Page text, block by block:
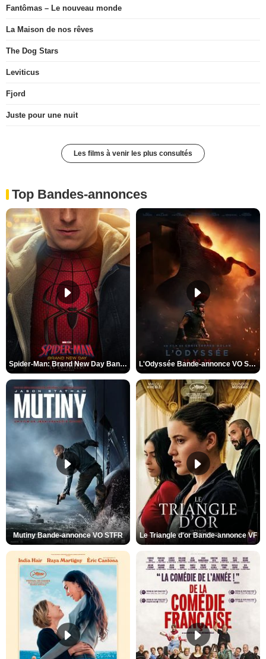
Fantômas – Le nouveau monde
La Maison de nos rêves
The Dog Stars
Leviticus
Fjord
Juste pour une nuit
Les films à venir les plus consultés
Top Bandes-annonces
Spider-Man: Brand New Day Bande-annonce VO STFR L'Odyssée Bande-annonce VO STFR
Mutiny Bande-annonce VO STFR Le Triangle d'or Bande-annonce VF